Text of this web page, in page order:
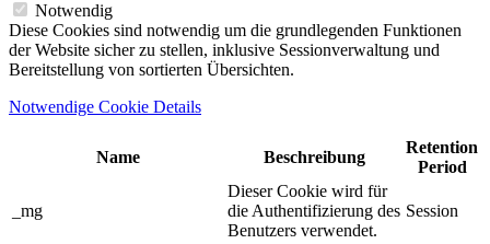
Notwendig
Diese Cookies sind notwendig um die grundlegenden Funktionen
der Website sicher zu stellen, inklusive Sessionverwaltung und
Bereitstellung von sortierten Übersichten.
Notwendige Cookie Details
Name Beschreibung
Retention
Period
_mg
Dieser Cookie wird für
die Authentifizierung des
Benutzers verwendet.
Session